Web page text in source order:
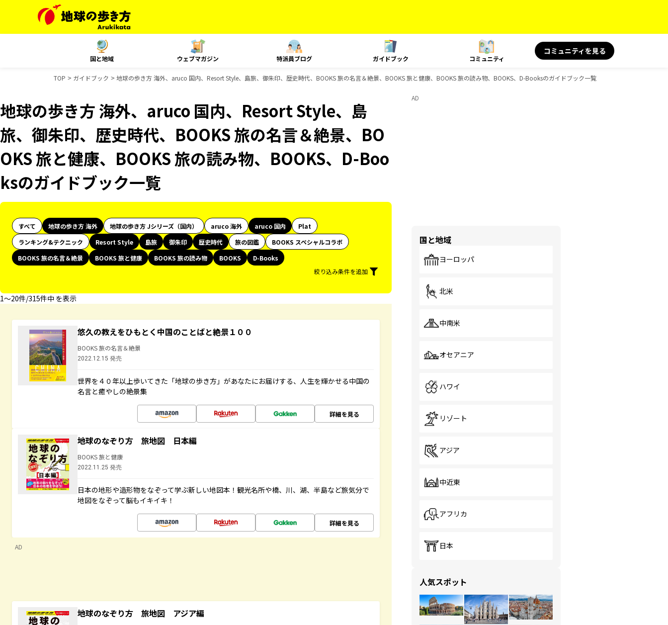
国と地域 ウェブマガジン 特派員ブログ ガイドブック コミュニティ
コミュニティを見る
TOP ガイドブック 地球の歩き方 海外、aruco 国内、Resort Style、島旅、御朱印、歴史時代、BOOKS 旅の名言＆絶景、BOOKS 旅と健康、BOOKS 旅の読み物、BOOKS、D-Booksのガイドブック一覧
地球の歩き方 海外、aruco 国内、Resort Style、島
旅、御朱印、歴史時代、BOOKS 旅の名言＆絶景、BO
OKS 旅と健康、BOOKS 旅の読み物、BOOKS、D-Boo
ksのガイドブック一覧
すべて 地球の歩き方 海外 地球の歩き方 Jシリーズ（国内） aruco 海外 aruco 国内
Plat
ランキング&テクニック
Resort Style 島旅 御朱印 歴史時代 旅の図鑑
BOOKS スペシャルコラボ
BOOKS 旅の名言＆絶景
BOOKS 旅と健康 BOOKS 旅の読み物 BOOKS
D-Books
絞り込み条件を追加
1〜20件/315件中 を表示
悠久の教えをひもとく中国のことばと絶景１００
BOOKS 旅の名言＆絶景
2022.12.15 発売
世界を４０年以上歩いてきた「地球の歩き方」があなたにお届けする、人生を輝かせる中国の
名言と癒やしの絶景集
詳細を見る
地球のなぞり方 旅地図 日本編
BOOKS 旅と健康
2022.11.25 発売
日本の地形や造形物をなぞって学ぶ新しい地図本！観光名所や橋、川、湖、半島など旅気分で
地図をなぞって脳もイキイキ！
詳細を見る
AD
地球のなぞり方 旅地図 アジア編
AD
国と地域
ヨーロッパ
北米
中南米
オセアニア
ハワイ
リゾート
アジア
中近東
アフリカ
日本
人気スポット